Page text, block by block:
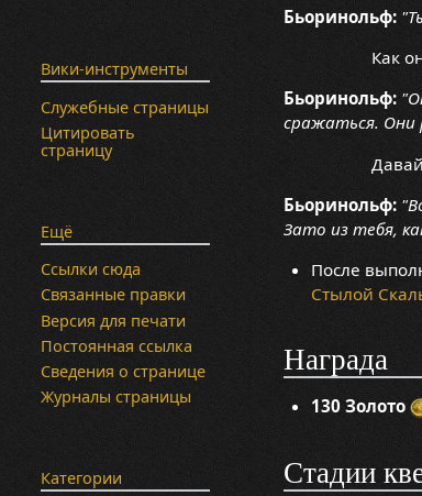
Бьоринольф:
Как
Бьоринольф:
сражаться. Они
Бьоринольф:
Зато из тебя,
После
Стылой
Награда
130 Золото
Стадии
Вики-инструменты
Служебные страницы
Цитировать
страницу
Ещё
Ссылки сюда
Связанные правки
Версия для печати
Постоянная ссылка
Сведения о странице
Журналы страницы
Категории